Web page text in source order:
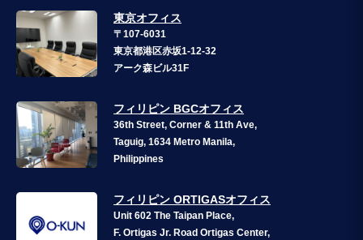
東京オフィス
〒107-6031
東京都港区赤坂1-12-32
アーク森ビル31F
フィリピン BGCオフィス
36th Street, Corner & 11th Ave,
Taguig, 1634 Metro Manila,
Philippines
フィリピン ORTIGASオフィス
Unit 602 The Taipan Place,
F. Ortigas Jr. Road Ortigas Center,